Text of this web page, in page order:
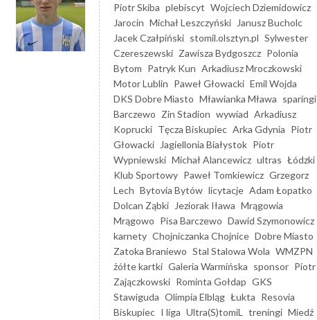
Piotr Skiba plebiscyt Wojciech Dziemidowicz
Jarocin Michał Leszczyński
Janusz Bucholc
Jacek Czałpiński stomil.olsztyn.pl Sylwester
Czereszewski Zawisza Bydgoszcz Polonia
Bytom Patryk Kun Arkadiusz Mroczkowski
Motor Lublin Paweł Głowacki Emil Wojda
DKS Dobre Miasto Mławianka Mława sparingi
Barczewo Zin Stadion wywiad Arkadiusz
Koprucki Tęcza Biskupiec Arka Gdynia Piotr
Głowacki
Jagiellonia Białystok Piotr
Wypniewski Michał Alancewicz ultras Łódzki
Klub Sportowy Paweł Tomkiewicz Grzegorz
Lech Bytovia Bytów licytacje Adam Łopatko
Dolcan Ząbki
Jeziorak Iława Mrągowia
Mrągowo Pisa Barczewo Dawid Szymonowicz
karnety Chojniczanka Chojnice Dobre Miasto
Zatoka Braniewo Stal Stalowa Wola WMZPN
żółte kartki Galeria Warmińska sponsor Piotr
Zajączkowski Rominta Gołdap GKS
Stawiguda Olimpia Elbląg Łukta Resovia
Biskupiec I liga Ultra(S)tomiL treningi Miedź